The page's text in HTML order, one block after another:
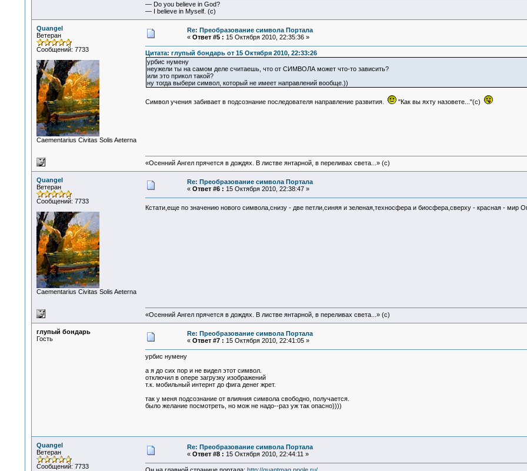
— Do you believe in God?
— I believe in Myself. (c)
Quangel
Ветеран
Сообщений: 7733
Сaementarius Civitas Solis Aeterna
Re: Преобразование символа Портала
« Ответ #5 : 15 Октября 2010, 22:35:36 »
Цитата: глупый бoндарь от 15 Октября 2010, 22:33:26
урбис нумену
неужели ты на самом деле считаешь, что от СИМВОЛА может что-то зависить?
или это прикол такой?
ну тогда выбери символ, который не имеет направлений вообще.))
Символ учения забивает в подсознание последователя направление развития. "Как вы яхту назовете..."(с)
«Осенний Ангел прячется в дождях. В листве янтарной, в переливах света...» (c)
Quangel
Ветеран
Сообщений: 7733
Сaementarius Civitas Solis Aeterna
Re: Преобразование символа Портала
« Ответ #6 : 15 Октября 2010, 22:38:47 »
Кстати,еще по значению нового символа,снизу - две петли,синяя и зеленая,техносфера и биосфера,сверху - красная - мир
«Осенний Ангел прячется в дождях. В листве янтарной, в переливах света...» (c)
глупый бондарь
Гость
Re: Преобразование символа Портала
« Ответ #7 : 15 Октября 2010, 22:41:05 »
урбис нумену
а я до сих пор и не видел этот символ.
отключил в опере загрузку изображений
т.к. мобильный интернт до фига денег жрет.
так у меня подсознание от влияния символа свободно, получается.
было желание посмотреть, но мож не надо--раз уж так опасно))))
Quangel
Ветеран
Сообщений: 7733
Re: Преобразование символа Портала
« Ответ #8 : 15 Октября 2010, 22:44:11 »